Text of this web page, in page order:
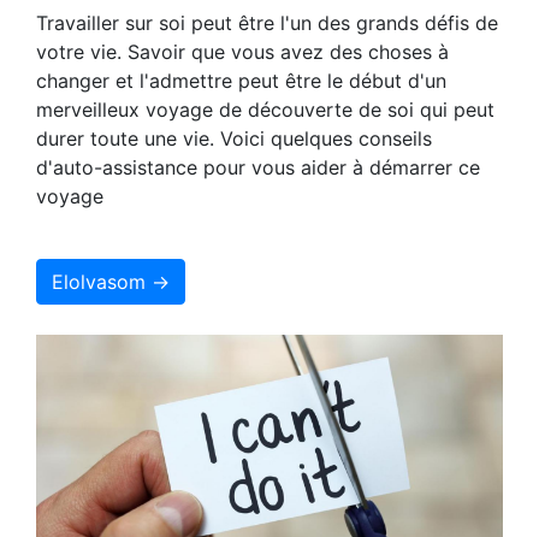
Travailler sur soi peut être l'un des grands défis de
votre vie. Savoir que vous avez des choses à
changer et l'admettre peut être le début d'un
merveilleux voyage de découverte de soi qui peut
durer toute une vie. Voici quelques conseils
d'auto-assistance pour vous aider à démarrer ce
voyage
Elolvasom →